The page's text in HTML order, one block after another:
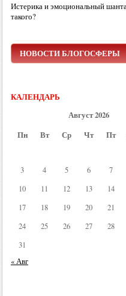
Истерика и эмоциональный
такого?
НОВОСТИ БЛОГОСФЕРЫ
КАЛЕНДАРЬ
Август 2026
Пн
Вт Ср Чт Пт
3
4 5 6 7
10
11 12 13 14
17
18 19 20 21
24
25 26 27 28
31
« Авг